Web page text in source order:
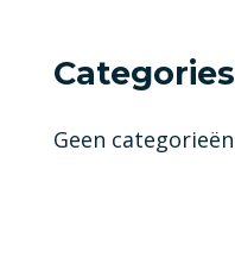
Categories
Geen categorieën